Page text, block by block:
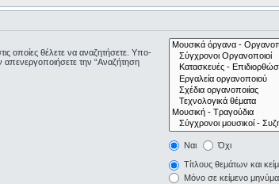
οποίες θέλετε να αναζητήσετε. Υπο-
απενεργοποιήσετε την “Αναζήτηση
Ναι Όχι
Τίτλους θεμάτων και
Μόνο σε κείμενο